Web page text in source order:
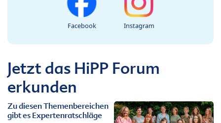
Facebook Instagram
Jetzt das HiPP Forum
erkunden
Zu diesen Themenbereichen
gibt es Expertenratschläge